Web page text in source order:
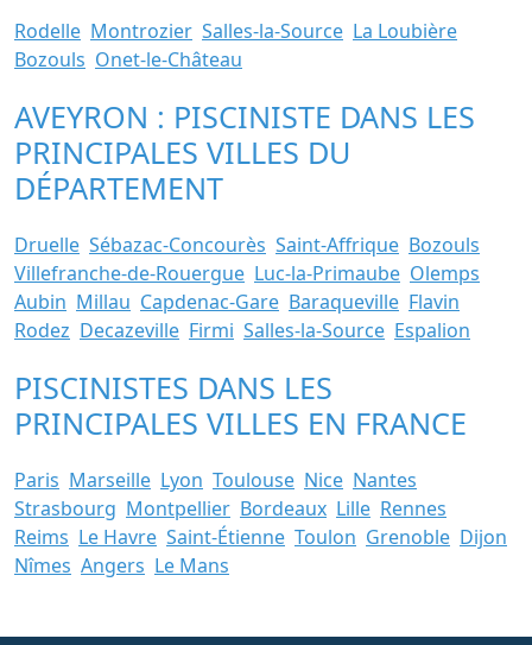
Rodelle Montrozier Salles-la-Source La Loubière
Bozouls Onet-le-Château
AVEYRON : PISCINISTE DANS LES
PRINCIPALES VILLES DU
DÉPARTEMENT
Druelle Sébazac-Concourès Saint-Affrique Bozouls
Villefranche-de-Rouergue Luc-la-Primaube Olemps
Aubin Millau Capdenac-Gare Baraqueville Flavin
Rodez Decazeville Firmi Salles-la-Source Espalion
PISCINISTES DANS LES
PRINCIPALES VILLES EN FRANCE
Paris Marseille Lyon Toulouse Nice Nantes
Strasbourg Montpellier Bordeaux Lille Rennes
Reims Le Havre Saint-Étienne Toulon Grenoble Dijon
Nîmes Angers Le Mans